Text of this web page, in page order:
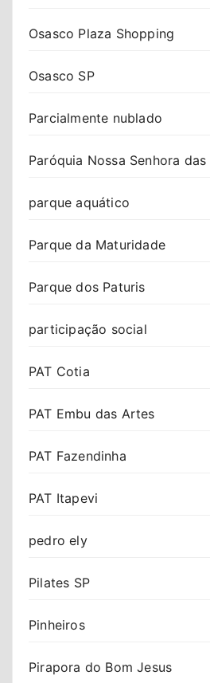
Osasco Plaza Shopping
Osasco SP
Parcialmente nublado
Paróquia Nossa Senhora das
parque aquático
Parque da Maturidade
Parque dos Paturis
participação social
PAT Cotia
PAT Embu das Artes
PAT Fazendinha
PAT Itapevi
pedro ely
Pilates SP
Pinheiros
Pirapora do Bom Jesus